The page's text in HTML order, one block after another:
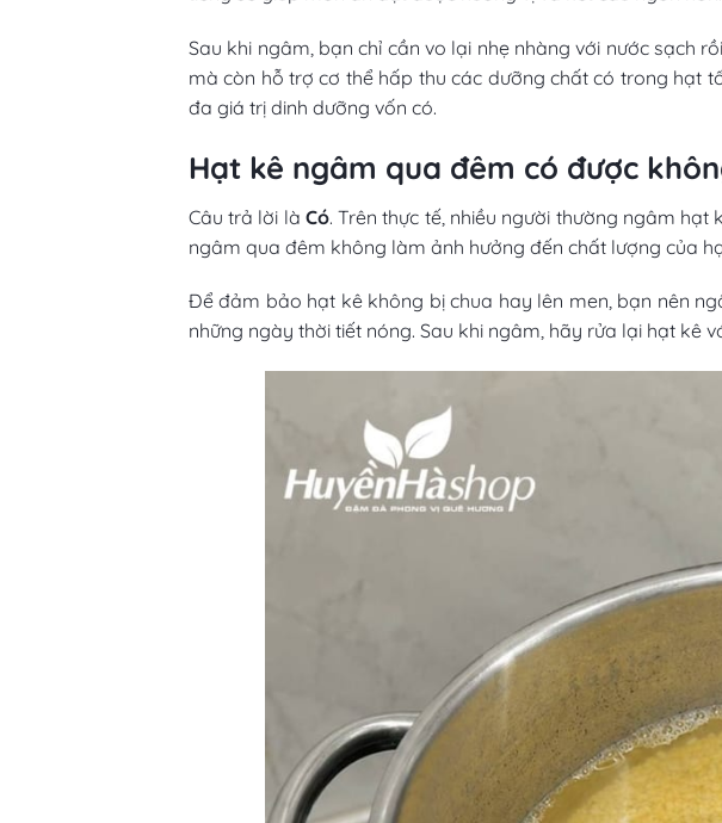
Sau khi ngâm, bạn chỉ cần vo lại nhẹ nhàng với nước sạch
mà còn hỗ trợ cơ thể hấp thu các dưỡng chất có trong hạt
đa giá trị dinh dưỡng vốn có.
Hạt kê ngâm qua đêm có được
Câu trả lời là Có. Trên thực tế, nhiều người thường ngâm
ngâm qua đêm không làm ảnh hưởng đến chất lượng của
Để đảm bảo hạt kê không bị chua hay lên men, bạn nên
những ngày thời tiết nóng. Sau khi ngâm, hãy rửa lại hạt kê